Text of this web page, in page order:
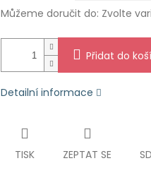
Můžeme doručit do: Zvolte
Přidat do
Detailní informace
TISK ZEPTAT SE